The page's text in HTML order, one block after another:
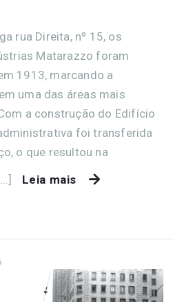
rua Direita, nº 15, os
Matarazzo foram
1913, marcando a
uma das áreas mais
a construção do Edifício
foi transferida
o que resultou na
Leia mais